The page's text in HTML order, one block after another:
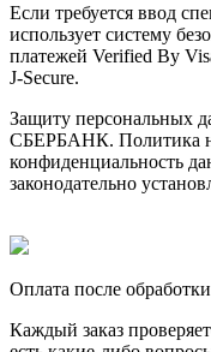
Если требуется ввод
использует систему
платежей Verified By
J-Secure.
Защиту персональных
СБЕРБАНК. Политика
конфиденциальность
законодательно
Оплата после
Каждый заказ